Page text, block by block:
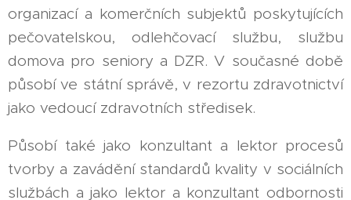
organizací a komerčních subjektů poskytujících
pečovatelskou, odlehčovací službu, službu
domova pro seniory a DZR. V současné době
působí ve státní správě, v rezortu zdravotnictví
jako vedoucí zdravotních středisek.
Působí také jako konzultant a lektor procesů
tvorby a zavádění standardů kvality v sociálních
službách a jako lektor a konzultant odbornosti